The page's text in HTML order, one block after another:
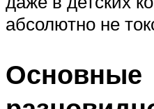
абсолютно не
Основные